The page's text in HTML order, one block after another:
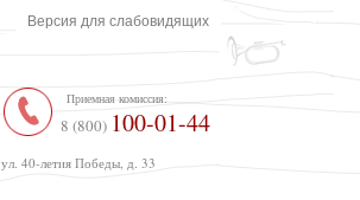
Версия для слабовидящих
ул. 40-летия Победы, д. 33
Приемная комиссия:
8 (800) 100-01-44